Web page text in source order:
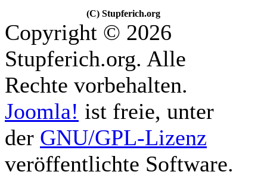
(C) Stupferich.org
Copyright © 2026
Stupferich.org. Alle
Rechte vorbehalten.
Joomla! ist freie, unter
der GNU/GPL-Lizenz
veröffentlichte Software.